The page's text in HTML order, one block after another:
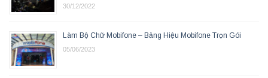
30/12/2022
Làm Bộ Chữ Mobifone – Bảng Hiệu Mobifone Trọn Gói
05/06/2023